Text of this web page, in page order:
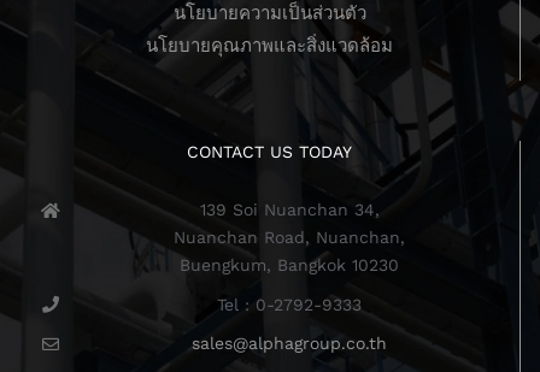
นโยบายความเป็นส่วนตัว
นโยบายคุณภาพและสิ่งแวดล้อม
CONTACT US TODAY
139 Soi Nuanchan 34,
Nuanchan Road, Nuanchan,
Buengkum, Bangkok 10230
Tel : 0-2792-9333
sales@alphagroup.co.th